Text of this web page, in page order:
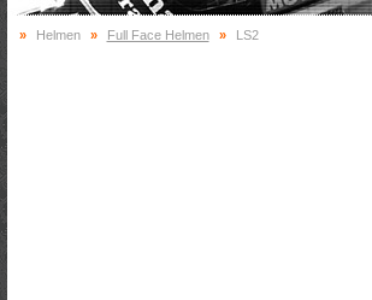
» Helmen » Full Face Helmen » LS2